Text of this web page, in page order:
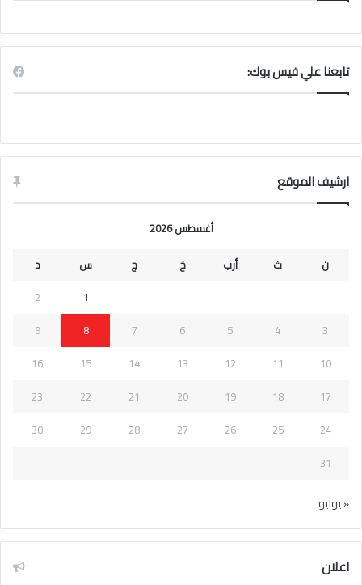
تابعنا علي فيس بوك:
ارشيف الموقع
أغسطس 2026
ن
ث أرب خ ج س
د
1
2
3
4
5
6
7
8
9
10
11
12
13
14
15
16
17
18
19
20
21
22
23
24
25
26
27
28
29
30
31
« يوليو
اعلان